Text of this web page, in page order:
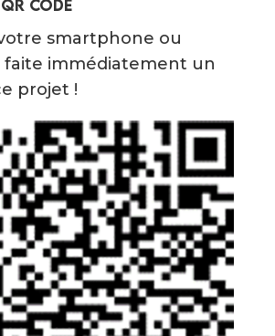
Code
votre smartphone ou
immédiatement un
projet !